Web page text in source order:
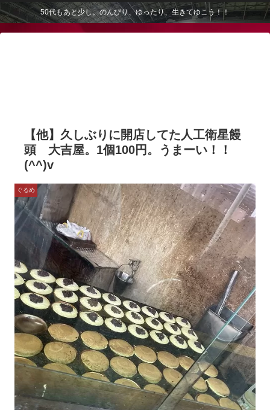
50代もあと少し。のんびり、ゆったり、生きてゆこう！！
【他】久しぶりに開店してた人工衛星饅
頭 大吉屋。1個100円。うまーい！！
(^^)v
ぐるめ